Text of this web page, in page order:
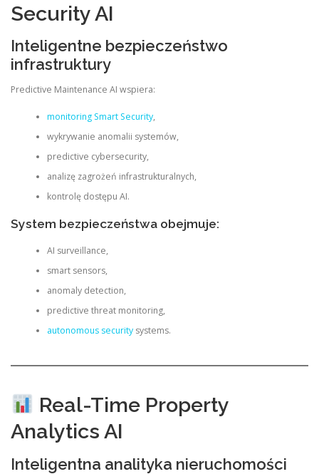
Security AI
Inteligentne bezpieczeństwo
infrastruktury
Predictive Maintenance AI wspiera:
monitoring Smart Security,
wykrywanie anomalii systemów,
predictive cybersecurity,
analizę zagrożeń infrastrukturalnych,
kontrolę dostępu AI.
System bezpieczeństwa obejmuje:
AI surveillance,
smart sensors,
anomaly detection,
predictive threat monitoring,
autonomous securitysystems.
Real-Time Property
Analytics AI
Inteligentna analityka nieruchomości